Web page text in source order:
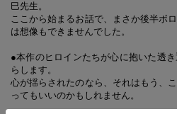
巳先生。
ここから始まるお話で、まさか後半ボ
は想像もできませんでした。
●本作のヒロインたちが心に抱いた透
らします。
心が揺らされたのなら、それはもう、
ってもいいのかもしれません。